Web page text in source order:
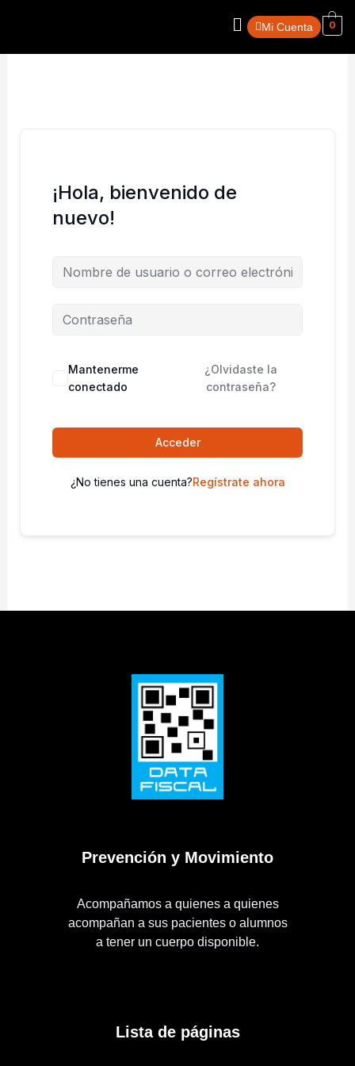
MenúMi Cuenta 0
¡Hola, bienvenido de
nuevo!
Mantenerme
conectado
¿Olvidaste la
contraseña?
Acceder
¿No tienes una cuenta?Regístrate ahora
Prevención y Movimiento
Acompañamos a quienes a quienes
acompañan a sus pacientes o alumnos
a tener un cuerpo disponible.
Lista de páginas